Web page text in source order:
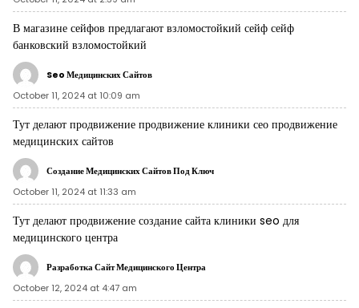
В магазине сейфов предлагают взломостойкий сейф сейф
банковский взломостойкий
Seo Медицинских Сайтов
October 11, 2024 at 10:09 am
Тут делают продвижение продвижение клиники сео продвижение
медицинских сайтов
Создание Медицинских Сайтов Под Ключ
October 11, 2024 at 11:33 am
Тут делают продвижение создание сайта клиники seo для
медицинского центра
Разработка Сайт Медицинского Центра
October 12, 2024 at 4:47 am